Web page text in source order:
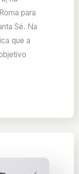
para
Sé. Na
que a